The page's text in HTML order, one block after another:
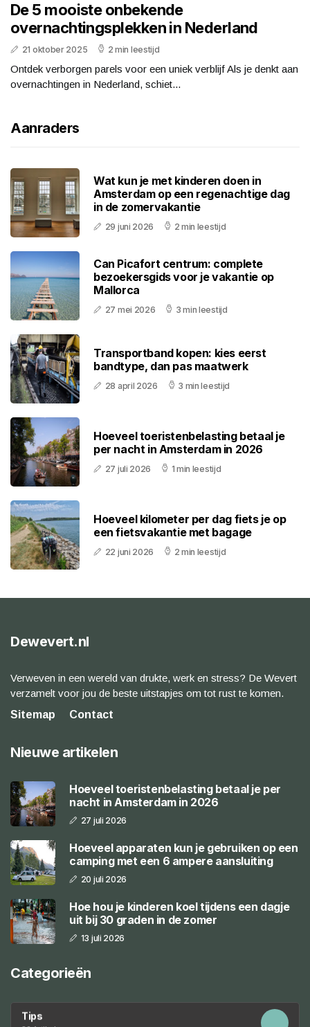
De 5 mooiste onbekende
overnachtingsplekken in Nederland
21 oktober 2025 2 min leestijd
Ontdek verborgen parels voor een uniek verblijf Als je denkt aan
overnachtingen in Nederland, schiet...
Aanraders
Wat kun je met kinderen doen in
Amsterdam op een regenachtige dag
in de zomervakantie
29 juni 2026 2 min leestijd
Can Picafort centrum: complete
bezoekersgids voor je vakantie op
Mallorca
27 mei 2026 3 min leestijd
Transportband kopen: kies eerst
bandtype, dan pas maatwerk
28 april 2026 3 min leestijd
Hoeveel toeristenbelasting betaal je
per nacht in Amsterdam in 2026
27 juli 2026 1 min leestijd
Hoeveel kilometer per dag fiets je op
een fietsvakantie met bagage
22 juni 2026 2 min leestijd
Dewevert.nl
Verweven in een wereld van drukte, werk en stress? De Wevert
verzamelt voor jou de beste uitstapjes om tot rust te komen.
Sitemap
Contact
Nieuwe artikelen
Hoeveel toeristenbelasting betaal je per
nacht in Amsterdam in 2026
27 juli 2026
Hoeveel apparaten kun je gebruiken op een
camping met een 6 ampere aansluiting
20 juli 2026
Hoe hou je kinderen koel tijdens een dagje
uit bij 30 graden in de zomer
13 juli 2026
Categorieën
Tips